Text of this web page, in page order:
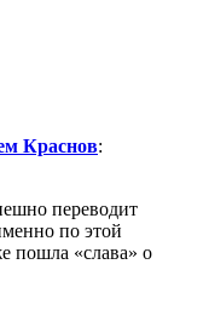
Краснов:
переводит
по этой
пошла «слава» о